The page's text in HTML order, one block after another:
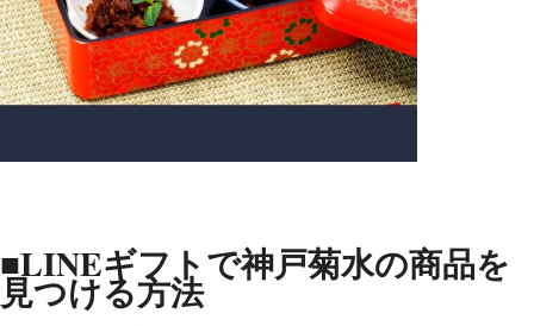
■LINEギフトで神戸菊水の商品を
見つける方法